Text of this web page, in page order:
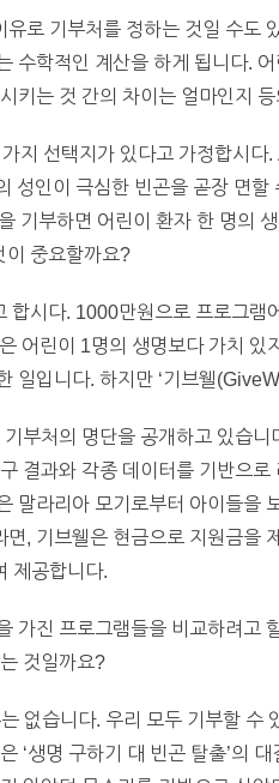
로 기부처를 정하는 것일 수도
수학적인 계산을 하게 됩니다.
키는 것 간의 차이는 얼마인지
지 선택지가 있다고 가정합시
성인이 극심한 빈곤을 곧장 면
기부하면 어린이 환자 한 명의
이 중요할까요?
합시다. 1000만원으로 프로그
어린이 1명의 생명보다 가치
일입니다. 하지만 ‘기브웰
기부처의 명단을 공개하고 있습
결과와 각종 데이터를 기반으
말라리아 모기로부터 아이들을
, 기브웰은 현금으로 지원금을
제공합니다.
가진 프로그램들을 비교하려고
것일까요?
없습니다. 우리 모두 기부할 수
‘생명 구하기 대 빈곤 탈출’의